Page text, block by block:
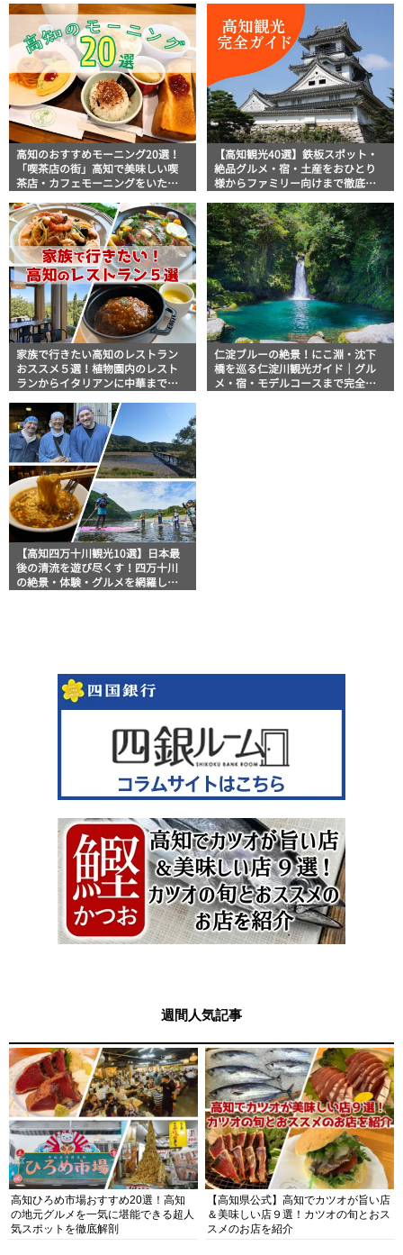
高知のおすすめモーニング20選！
「喫茶店の街」高知で美味しい喫
茶店・カフェモーニングをいただ
【高知観光40選】鉄板スポット・
絶品グルメ・宿・土産をおひとり
様からファミリー向けまで徹底解
家族で行きたい高知のレストラン
おススメ５選！植物園内のレスト
ランからイタリアンに中華まで楽
仁淀ブルーの絶景！にこ淵・沈下
橋を巡る仁淀川観光ガイド｜グル
メ・宿・モデルコースまで完全網
【高知四万十川観光10選】日本最
後の清流を遊び尽くす！四万十川
の絶景・体験・グルメを網羅した
週間人気記事
高知ひろめ市場おすすめ20選！高知
の地元グルメを一気に堪能できる超人
気スポットを徹底解剖
【高知県公式】高知でカツオが旨い店
＆美味しい店９選！カツオの旬とおス
スメのお店を紹介